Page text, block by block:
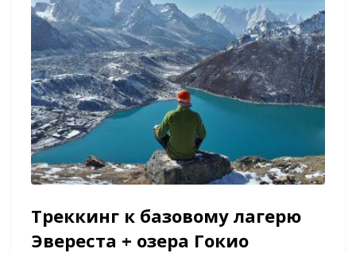
Треккинг к базовому лагерю
Эвереста + озера Гокио